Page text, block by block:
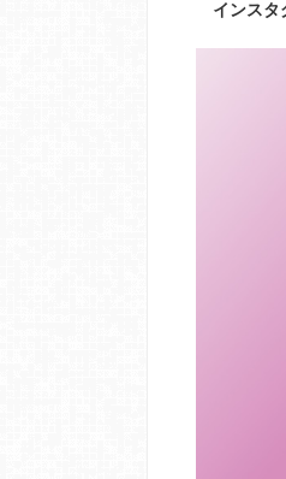
インスタ